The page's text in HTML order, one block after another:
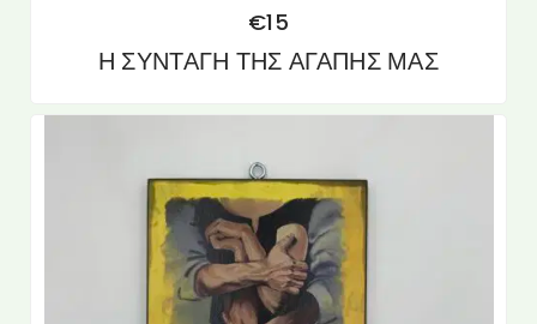
€15
Η ΣΥΝΤΑΓΗ ΤΗΣ ΑΓΑΠΗΣ ΜΑΣ